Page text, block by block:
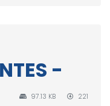
-
97.13 KB 221